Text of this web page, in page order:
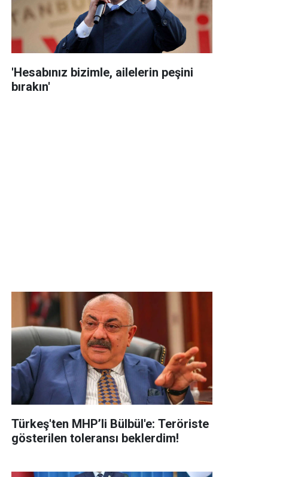
'Hesabınız bizimle, ailelerin peşini
bırakın'
Türkeş'ten MHP’li Bülbül'e: Teröriste
gösterilen toleransı beklerdim!